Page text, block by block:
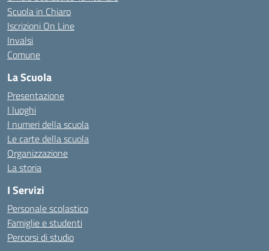
Scuola in Chiaro
Iscrizioni On Line
Invalsi
Comune
La Scuola
Presentazione
I luoghi
I numeri della scuola
Le carte della scuola
Organizzazione
La storia
I Servizi
Personale scolastico
Famiglie e studenti
Percorsi di studio